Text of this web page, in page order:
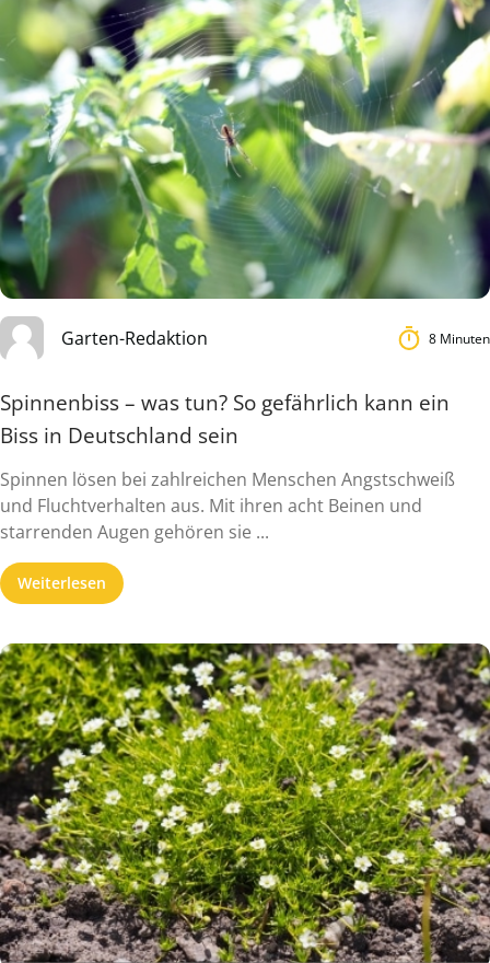
Garten-Redaktion 8 Minuten
Spinnenbiss – was tun? So gefährlich kann ein
Biss in Deutschland sein
Spinnen lösen bei zahlreichen Menschen Angstschweiß
und Fluchtverhalten aus. Mit ihren acht Beinen und
starrenden Augen gehören sie ...
Weiterlesen